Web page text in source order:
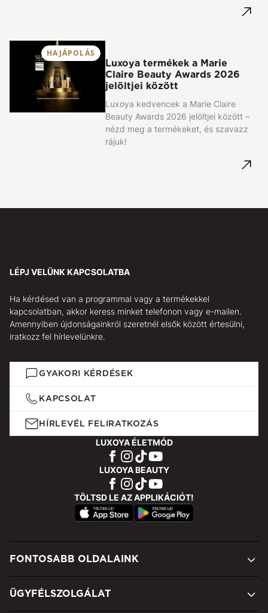
HAJÁPOLÁS
Luxoya termékek a Marie
Claire Beauty Awards 2026
jelöltjei között
Luxoya kedvencek a Marie Claire
Beauty Awards 2026 jelöltjei között –
nézd meg a termékeket, és szavazz
rájuk!
LÉPJ VELÜNK KAPCSOLATBA
Ha kérdésed van a programmal vagy a termékekkel
kapcsolatban, akkor keress minket telefonon vagy e-mailen.
Amennyiben újdonságainkról szeretnél elsők között értesülni,
iratkozz fel hírlevelünkre.
GYAKORI KÉRDÉSEK
KAPCSOLAT
HÍRLEVÉL FELIRATKOZÁS
LUXOYA ÉLETMÓD
LUXOYA BEAUTY
TÖLTSD LE AZ APPLIKÁCIÓT!
FONTOSABB OLDALAINK
ÜGYFÉLSZOLGÁLAT